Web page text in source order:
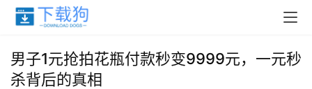
男子1元抢拍花瓶付款秒变9999元，一元秒
杀背后的真相